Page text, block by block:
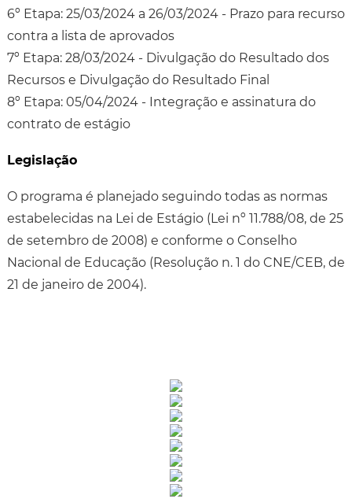
6º Etapa: 25/03/2024 a 26/03/2024 - Prazo para recurso
contra a lista de aprovados
7º Etapa: 28/03/2024 - Divulgação do Resultado dos
Recursos e Divulgação do Resultado Final
8º Etapa: 05/04/2024 - Integração e assinatura do
contrato de estágio
Legislação
O programa é planejado seguindo todas as normas
estabelecidas na Lei de Estágio (Lei nº 11.788/08, de 25
de setembro de 2008) e conforme o Conselho
Nacional de Educação (Resolução n. 1 do CNE/CEB, de
21 de janeiro de 2004).